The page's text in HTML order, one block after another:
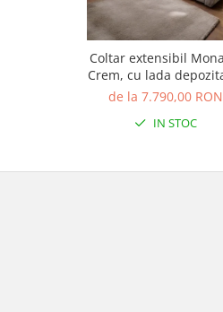
Coltar extensibil
Crem, cu lada
2700 x 1800
de la 7.790,00 RON
IN STOC